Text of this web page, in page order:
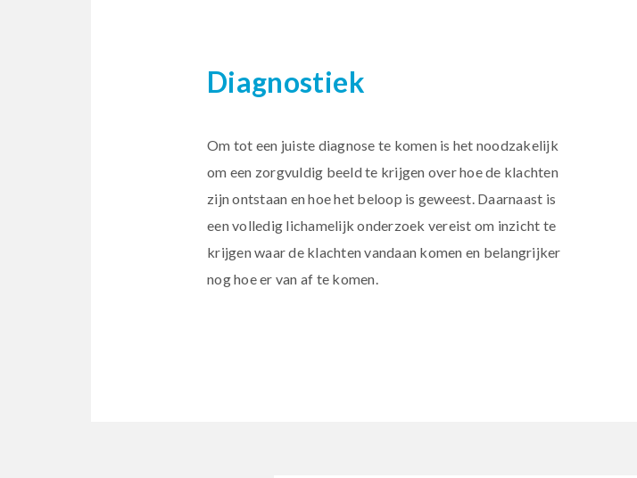
Diagnostiek
Om tot een juiste diagnose te komen is het noodzakelijk
om een zorgvuldig beeld te krijgen over hoe de klachten
zijn ontstaan en hoe het beloop is geweest. Daarnaast is
een volledig lichamelijk onderzoek vereist om inzicht te
krijgen waar de klachten vandaan komen en belangrijker
nog hoe er van af te komen.